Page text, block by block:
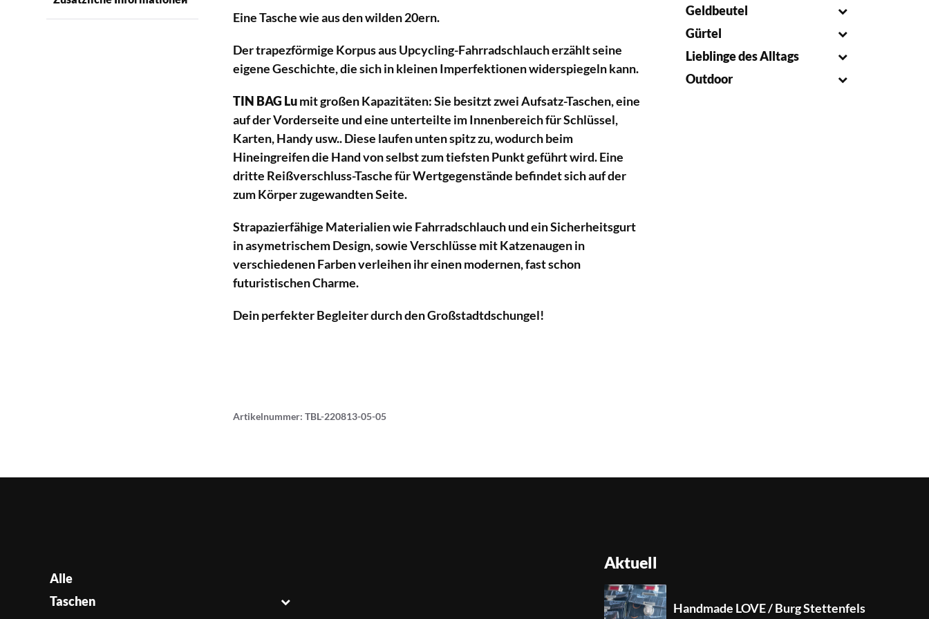
Eine Tasche wie aus den wilden 20ern.
Der trapezförmige Korpus aus Upcycling-Fahrradschlauch erzählt seine
eigene Geschichte, die sich in kleinen Imperfektionen widerspiegeln kann.
TIN BAG Lumit großen Kapazitäten: Sie besitzt zwei Aufsatz-Taschen, eine
auf der Vorderseite und eine unterteilte im Innenbereich für Schlüssel,
Karten, Handy usw.. Diese laufen unten spitz zu, wodurch beim
Hineingreifen die Hand von selbst zum tiefsten Punkt geführt wird. Eine
dritte Reißverschluss-Tasche für Wertgegenstände befindet sich auf der
zum Körper zugewandten Seite.
Strapazierfähige Materialien wie Fahrradschlauch und ein Sicherheitsgurt
in asymetrischem Design, sowie Verschlüsse mit Katzenaugen in
verschiedenen Farben verleihen ihr einen modernen, fast schon
futuristischen Charme.
Dein perfekter Begleiter durch den Großstadtdschungel!
Artikelnummer:TBL-220813-05-05
Geldbeutel
Gürtel
Lieblinge des Alltags
Outdoor
Alle
Taschen
Aktuell
Handmade LOVE / Burg Stettenfels